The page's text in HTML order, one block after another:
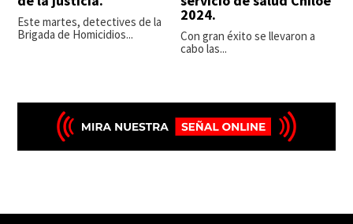
Este martes, detectives de la
Brigada de Homicidios...
2024.
Con gran éxito se llevaron a
cabo las...